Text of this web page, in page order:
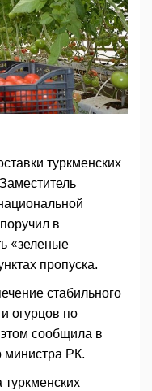
туркменских
в
«зеленые
пропуска.
стабильного
огурцов по
сообщила в
министра РК.